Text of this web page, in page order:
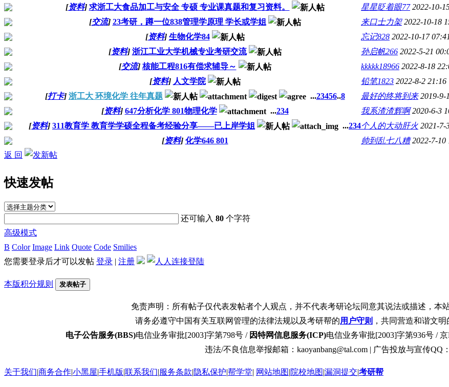
[资料] 求浙工大食品加工与安全 专硕 专业课真题和复习资料。 星星眨着眼77 2022-10-
[交流] 23考研，蹲一位838管理学原理 学长或学姐 来口士力架 2022-10-18
[资料] 生物化学84 忘记828 2022-10-17 07:41
[资料] 浙江工业大学机械专业考研交流 孙启帆266 2022-5-21
[交流] 核能工程816有偿求辅导～ kkkkk18966 2022-8-18
[资料] 人文学院 铅笔1823 2022-8-2 21:16
[打卡] 浙工大 环境化学 往年真题 ...23456..8 最好的终将到来 2019-9-
[资料] 647分析化学 801物理化学 ...234 我系渣渣辉啊 2020-6-3
[资料] 311教育学 教育学学硕全程备考经验分享——已上岸学姐 ...234个人的大动肝火 2021-7-
[资料] 化学646 801 帅到乱七八糟 2022-7-10
返 回
快速发帖
还可输入80 个字符
高级模式
B Color Image Link Quote Code Smilies
您需要登录后才可以发帖 登录 | 注册
本版积分规则 发表帖子
免责声明：所有帖子仅代表发帖者个人观点，并不代表考研论坛同意其说法或描述，本
请务必遵守中国有关互联网管理的法律法规以及考研帮的用户守则 ，共同营造和谐文
电子公告服务(BBS)电信业务审批[2003]字第798号 / 因特网信息服务(ICP)电信业务审批[2003]字第936号 /
违法/不良信息举报邮箱：kaoyanbang@tal.com | 广告投放与宣传QQ
关于我们|商务合作|小黑屋|手机版|联系我们|服务条款|隐私保护|帮学堂| 网站地图|院校地图|漏洞提交|考研帮